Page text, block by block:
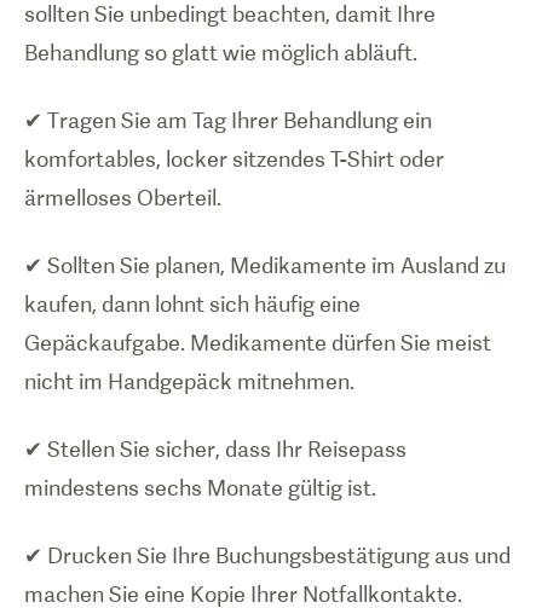
sollten Sie unbedingt beachten, damit Ihre
Behandlung so glatt wie möglich abläuft.
✔ Tragen Sie am Tag Ihrer Behandlung ein
komfortables, locker sitzendes T-Shirt oder
ärmelloses Oberteil.
✔ Sollten Sie planen, Medikamente im Ausland zu
kaufen, dann lohnt sich häufig eine
Gepäckaufgabe. Medikamente dürfen Sie meist
nicht im Handgepäck mitnehmen.
✔ Stellen Sie sicher, dass Ihr Reisepass
mindestens sechs Monate gültig ist.
✔ Drucken Sie Ihre Buchungsbestätigung aus und
machen Sie eine Kopie Ihrer Notfallkontakte.